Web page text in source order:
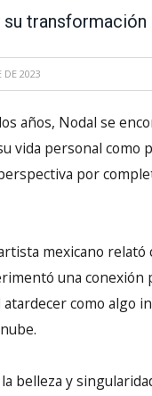
DE 2023
años, Nodal se
vida personal como
por
mexicano
una conexión
como algo
belleza y